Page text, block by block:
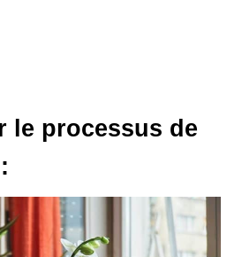
le processus de